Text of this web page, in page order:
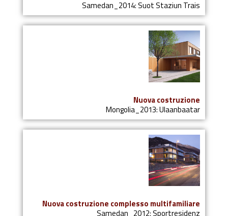
Samedan_2014: Suot Staziun Trais
Nuova costruzione
Mongolia_2013: Ulaanbaatar
Nuova costruzione complesso multifamiliare
Samedan_2012: Sportresidenz